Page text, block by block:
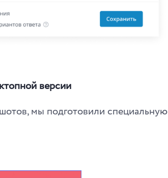
версии
мы подготовили специальную